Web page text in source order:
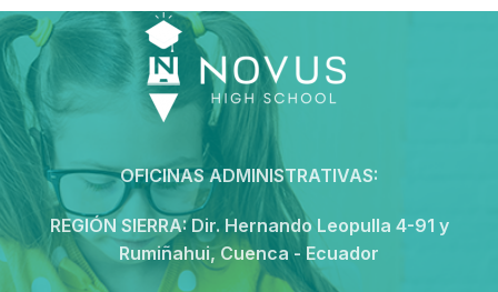
OFICINAS ADMINISTRATIVAS:
REGIÓN SIERRA:Dir. Hernando Leopulla 4-91 y
Rumiñahui, Cuenca - Ecuador